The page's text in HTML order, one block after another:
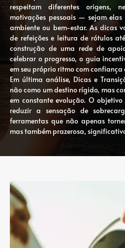
respeitam diferentes origens,
motivações pessoais — sejam
ambiente ou bem-estar. As dicas
de refeições e leitura de rótulos
construção de uma rede de
celebrar o progresso, o guia
em seu próprio ritmo com
Em última análise, Dicas e
não como um destino rígido, mas
em constante evolução. O
reduzir a sensação de
ferramentas que não apenas
mas também prazerosa,